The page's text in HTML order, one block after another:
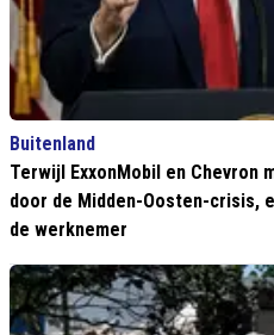
Buitenland
Terwijl ExxonMobil en Chevron
door de Midden-Oosten-crisis,
de werknemer